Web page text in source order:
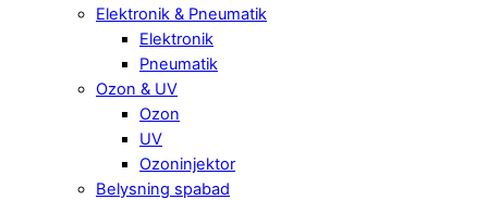
Elektronik & Pneumatik
Elektronik
Pneumatik
Ozon & UV
Ozon
UV
Ozoninjektor
Belysning spabad